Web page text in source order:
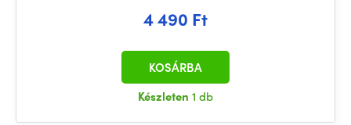
4 490 Ft
Készleten 1 db
KOSÁRBA